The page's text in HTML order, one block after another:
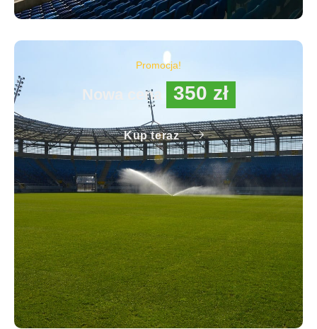
Promocja!
Nowa cena 350 zł
Kup teraz